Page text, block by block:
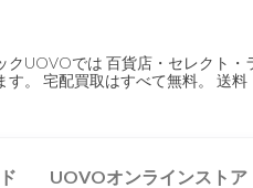
UOVOでは 百貨店・セレクト
。 宅配買取はすべて無料。 送
UOVOオンラインストア